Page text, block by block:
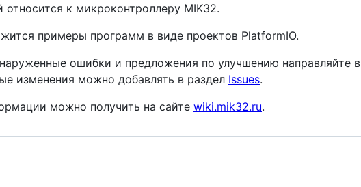
относится к микроконтроллеру MIK32.
примеры программ в виде проектов PlatformIO.
ошибки и предложения по улучшению направляйте в
изменения можно добавлять в раздел Issues.
можно получить на сайте wiki.mik32.ru.